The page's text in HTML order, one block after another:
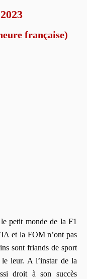
française)
petit monde de la F1
et la FOM n’ont pas
sont friands de sport
leur. A l’instar de la
droit à son succès